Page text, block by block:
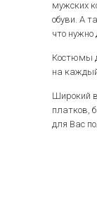
мужских
обуви. А
что нужно
Костюмы
на
Широкий
платков,
для Вас